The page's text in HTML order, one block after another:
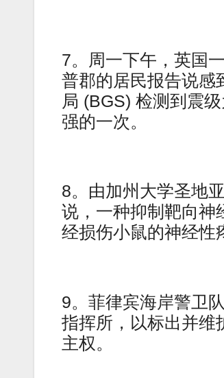
7。周一下午，英国
普郡的居民报告说感
局 (BGS) 检测到震
强的一次。
8。由加州大学圣地
说，一种抑制靶向神
经损伤小鼠的神经性
9。菲律宾海岸警卫
指挥所，以标出并维
主权。